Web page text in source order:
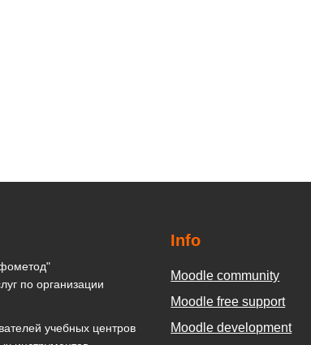
по организации
учебных центров
Info
Moodle community
Moodle free support
Moodle development